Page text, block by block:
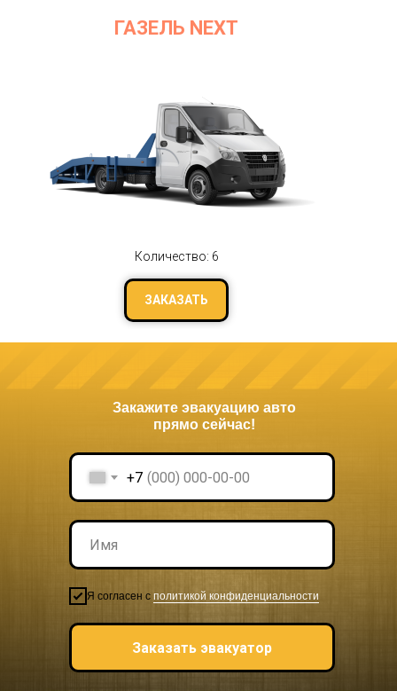
ГАЗЕЛЬ NEXT
Количество: 6
ЗАКАЗАТЬ
Закажите эвакуацию авто
прямо сейчас!
+7
Я согласен с политикой конфиденциальности
Заказать эвакуатор